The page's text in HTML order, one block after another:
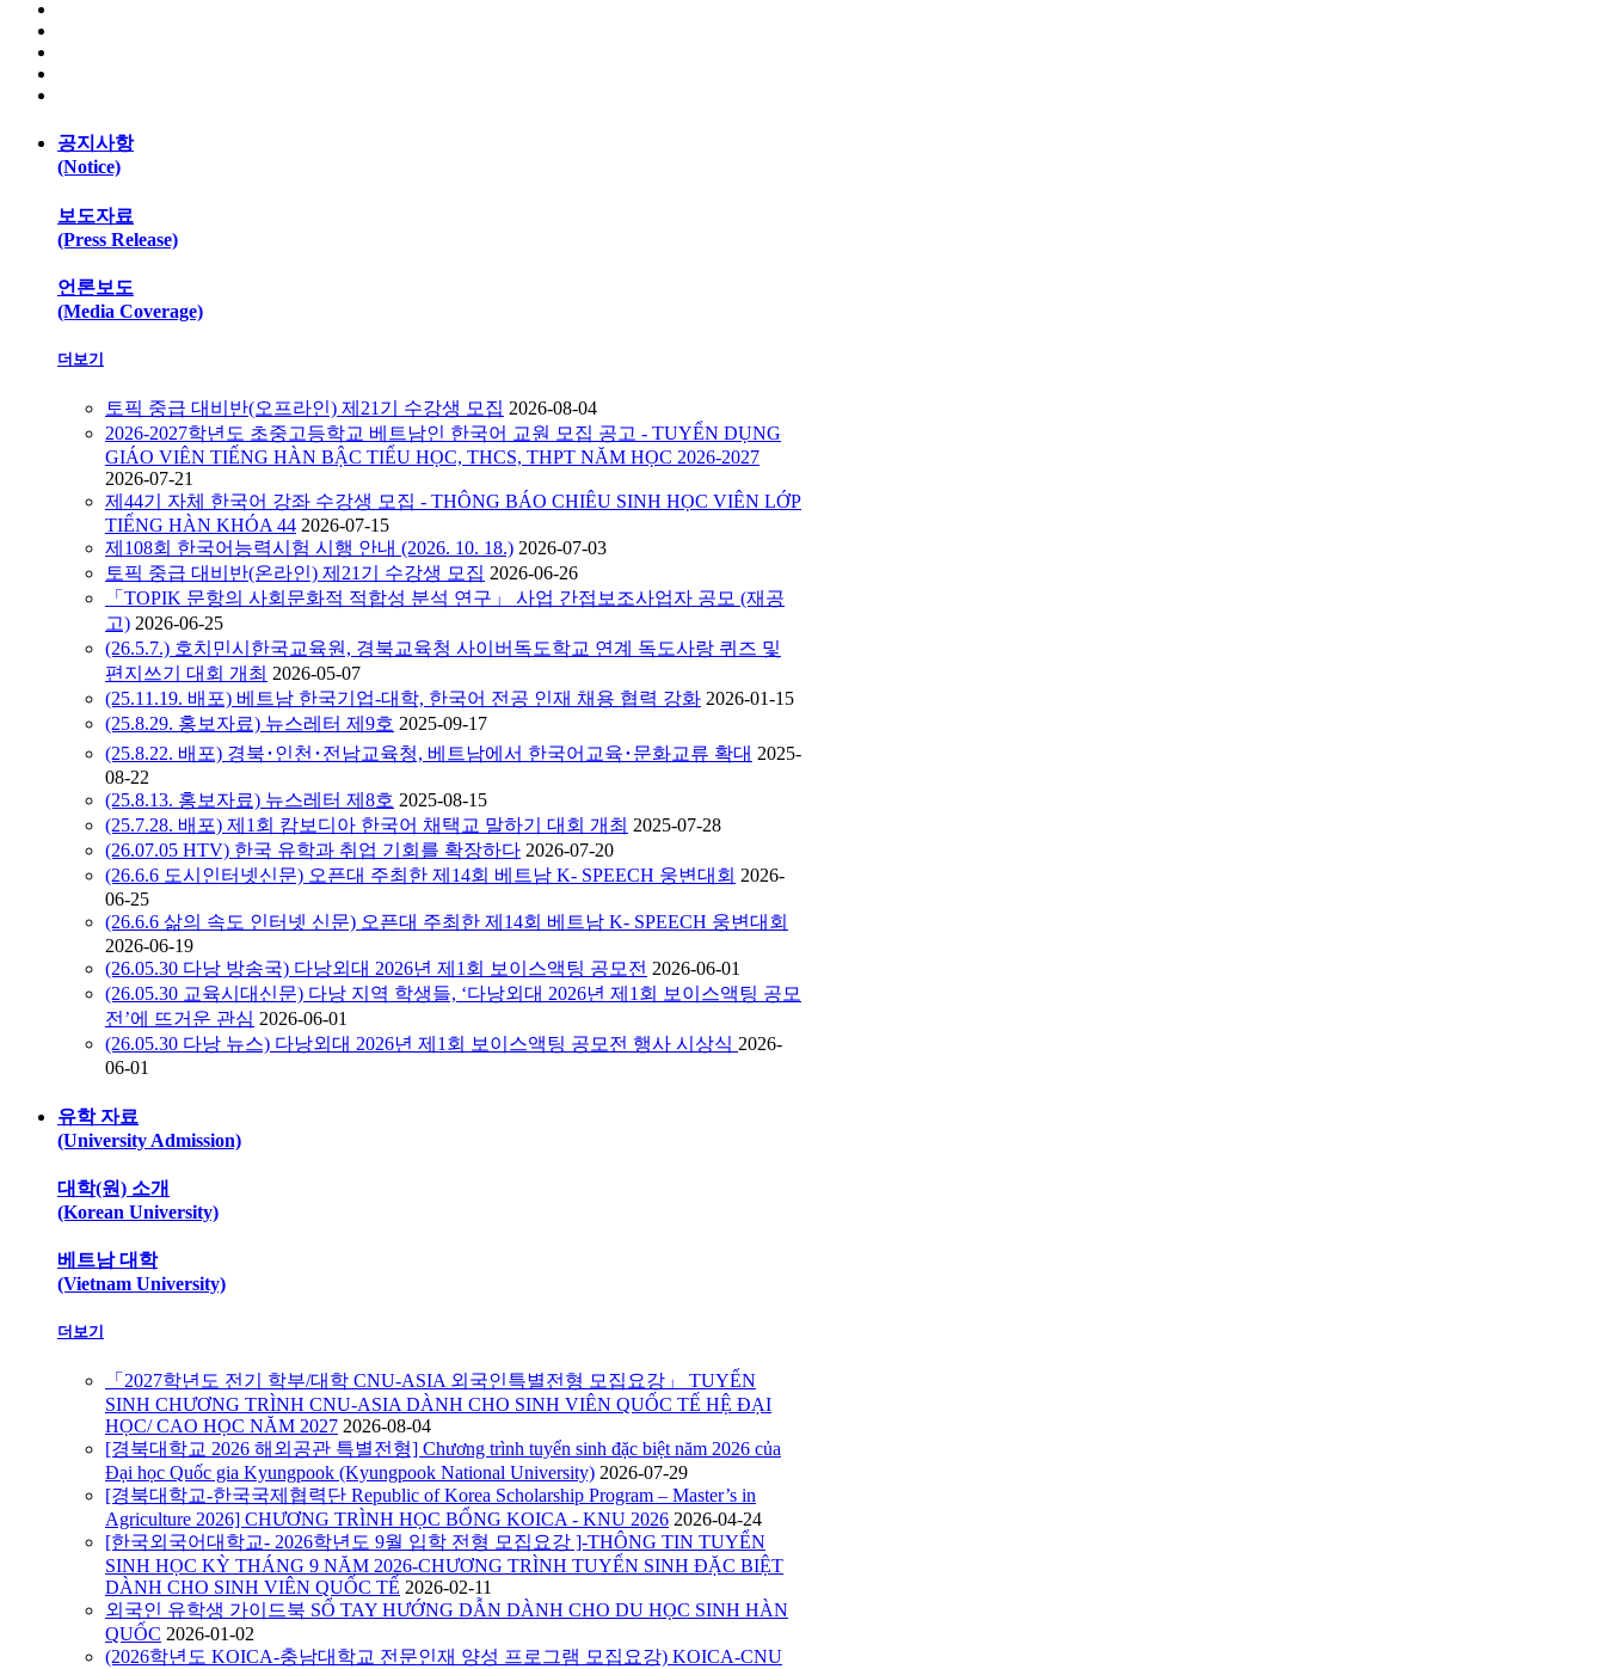
공지사항
(Notice)
보도자료
(Press Release)
언론보도
(Media Coverage)
더보기
토픽 중급 대비반(오프라인) 제21기 수강생 모집 2026-08-04
2026-2027학년도 초중고등학교 베트남인 한국어 교원 모집 공고 - TUYỂN DỤNG
GIÁO VIÊN TIẾNG HÀN BẬC TIỂU HỌC, THCS, THPT NĂM HỌC 2026-2027
2026-07-21
제44기 자체 한국어 강좌 수강생 모집 - THÔNG BÁO CHIÊU SINH HỌC VIÊN LỚP
TIẾNG HÀN KHÓA 44 2026-07-15
제108회 한국어능력시험 시행 안내 (2026. 10. 18.) 2026-07-03
토픽 중급 대비반(온라인) 제21기 수강생 모집 2026-06-26
「TOPIK 문항의 사회문화적 적합성 분석 연구」 사업 간접보조사업자 공모 (재공
고) 2026-06-25
(26.5.7.) 호치민시한국교육원, 경북교육청 사이버독도학교 연계 독도사랑 퀴즈 및
편지쓰기 대회 개최 2026-05-07
(25.11.19. 배포) 베트남 한국기업-대학, 한국어 전공 인재 채용 협력 강화 2026-01-15
(25.8.29. 홍보자료) 뉴스레터 제9호 2025-09-17
(25.8.22. 배포) 경북･인천･전남교육청, 베트남에서 한국어교육･문화교류 확대 2025-
08-22
(25.8.13. 홍보자료) 뉴스레터 제8호 2025-08-15
(25.7.28. 배포) 제1회 캄보디아 한국어 채택교 말하기 대회 개최 2025-07-28
(26.07.05 HTV) 한국 유학과 취업 기회를 확장하다 2026-07-20
(26.6.6 도시인터넷신문) 오픈대 주최한 제14회 베트남 K- SPEECH 웅변대회 2026-
06-25
(26.6.6 삶의 속도 인터넷 신문) 오픈대 주최한 제14회 베트남 K- SPEECH 웅변대회
2026-06-19
(26.05.30 다낭 방송국) 다낭외대 2026년 제1회 보이스액팅 공모전 2026-06-01
(26.05.30 교육시대신문) 다낭 지역 학생들, ‘다낭외대 2026년 제1회 보이스액팅 공모
전’에 뜨거운 관심 2026-06-01
(26.05.30 다낭 뉴스) 다낭외대 2026년 제1회 보이스액팅 공모전 행사 시상식 2026-
06-01
유학 자료
(University Admission)
대학(원) 소개
(Korean University)
베트남 대학
(Vietnam University)
더보기
「2027학년도 전기 학부/대학 CNU-ASIA 외국인특별전형 모집요강」 TUYỂN
SINH CHƯƠNG TRÌNH CNU-ASIA DÀNH CHO SINH VIÊN QUỐC TẾ HỆ ĐẠI
HỌC/ CAO HỌC NĂM 2027 2026-08-04
[경북대학교 2026 해외공관 특별전형] Chương trình tuyển sinh đặc biệt năm 2026 của
Đại học Quốc gia Kyungpook (Kyungpook National University) 2026-07-29
[경북대학교-한국국제협력단 Republic of Korea Scholarship Program – Master’s in
Agriculture 2026] CHƯƠNG TRÌNH HỌC BỔNG KOICA - KNU 2026 2026-04-24
[한국외국어대학교- 2026학년도 9월 입학 전형 모집요강 ]-THÔNG TIN TUYỂN
SINH HỌC KỲ THÁNG 9 NĂM 2026-CHƯƠNG TRÌNH TUYỂN SINH ĐẶC BIỆT
DÀNH CHO SINH VIÊN QUỐC TẾ 2026-02-11
외국인 유학생 가이드북 SỔ TAY HƯỚNG DẪN DÀNH CHO DU HỌC SINH HÀN
QUỐC 2026-01-02
(2026학년도 KOICA-충남대학교 전문인재 양성 프로그램 모집요강) KOICA-CNU